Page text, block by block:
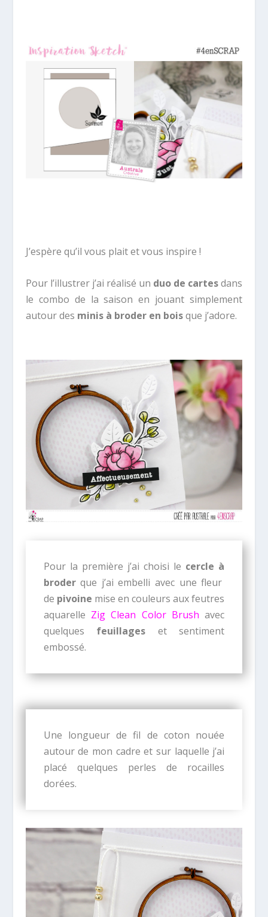
J’espère qu’il vous plait et vous inspire !
Pour l’illustrer j’ai réalisé un duo de cartesdans
le combo de la saison en jouant simplement
autour des minis à broder en boisque j’adore.
Pour la première j’ai choisi le cercle à
broderque j’ai embelli avec une fleur
de pivoine mise en couleurs aux feutres
aquarelle Zig Clean Color Brush avec
quelques feuillages et sentiment
embossé.
Une longueur de fil de coton nouée
autour de mon cadre et sur laquelle j’ai
placé quelques perles de rocailles
dorées.